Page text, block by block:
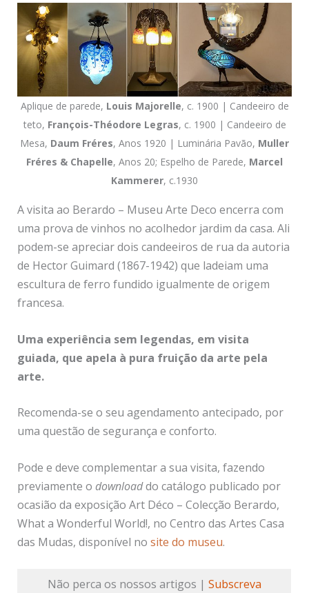
Aplique de parede, Louis Majorelle, c. 1900 | Candeeiro de
teto, François-Théodore Legras, c. 1900 | Candeeiro de
Mesa, Daum Fréres, Anos 1920 | Luminária Pavão, Muller
Fréres & Chapelle, Anos 20; Espelho de Parede, Marcel
Kammerer, c.1930
A visita ao Berardo – Museu Arte Deco encerra com
uma prova de vinhos no acolhedor jardim da casa. Ali
podem-se apreciar dois candeeiros de rua da autoria
de Hector Guimard (1867-1942) que ladeiam uma
escultura de ferro fundido igualmente de origem
francesa.
Uma experiência sem legendas, em visita
guiada, que apela à pura fruição da arte pela
arte.
Recomenda-se o seu agendamento antecipado, por
uma questão de segurança e conforto.
Pode e deve complementar a sua visita, fazendo
previamente o downloaddo catálogo publicado por
ocasião da exposição Art Déco – Colecção Berardo,
What a Wonderful World!, no Centro das Artes Casa
das Mudas, disponível no site do museu.
Não perca os nossos artigos | Subscreva